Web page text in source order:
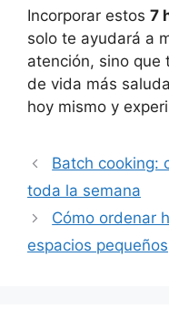
Incorporar estos 7
solo te ayudará a
atención, sino que
de vida más
hoy mismo y
Batch cooking:
toda la semana
Cómo ordenar
espacios pequeños